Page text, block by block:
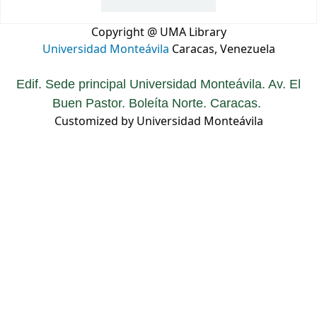
Copyright @ UMA Library
Universidad Monteávila Caracas, Venezuela
Edif. Sede principal Universidad Monteávila. Av. El
Buen Pastor. Boleíta Norte. Caracas.
Customized by Universidad Monteávila